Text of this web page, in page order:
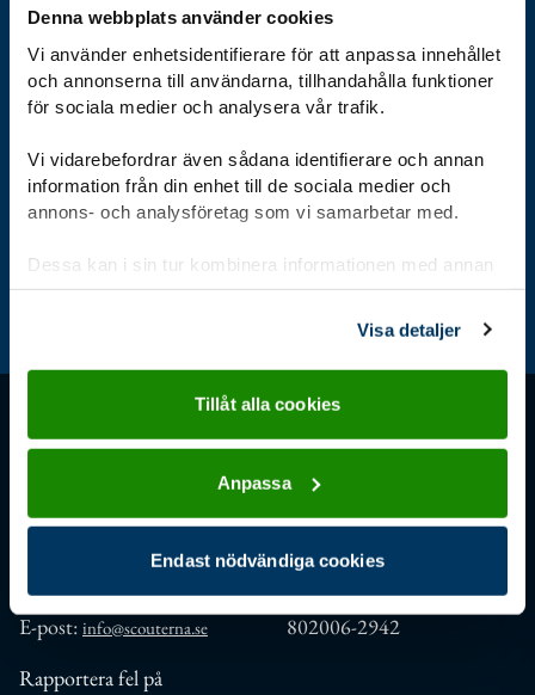
Denna webbplats använder cookies
Vi använder enhetsidentifierare för att anpassa innehållet
och annonserna till användarna, tillhandahålla funktioner
för sociala medier och analysera vår trafik.
Vi vidarebefordrar även sådana identifierare och annan
information från din enhet till de sociala medier och
annons- och analysföretag som vi samarbetar med.
Dessa kan i sin tur kombinera informationen med annan
information som du har tillhandahållit eller som de har
Visa detaljer
Tillåt alla cookies
Anpassa
Endast nödvändiga cookies
Gå direkt till
Bli scout Kalender Stöd oss
Kontakt
Måndag: 9.00–11.30,
Tisdag–fredag: 9.00–16.00
E-post: info@scouterna.se
Rapportera fel på
Stöd oss
Ge en gåva direkt
Bankgirot: 900-3161
Organisationsnr.
802006-2942